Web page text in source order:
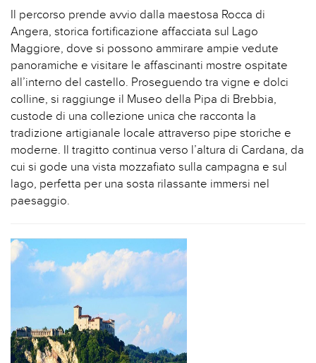
Il percorso prende avvio dalla maestosa Rocca di
Angera, storica fortificazione affacciata sul Lago
Maggiore, dove si possono ammirare ampie vedute
panoramiche e visitare le affascinanti mostre ospitate
all’interno del castello. Proseguendo tra vigne e dolci
colline, si raggiunge il Museo della Pipa di Brebbia,
custode di una collezione unica che racconta la
tradizione artigianale locale attraverso pipe storiche e
moderne. Il tragitto continua verso l’altura di Cardana, da
cui si gode una vista mozzafiato sulla campagna e sul
lago, perfetta per una sosta rilassante immersi nel
paesaggio.